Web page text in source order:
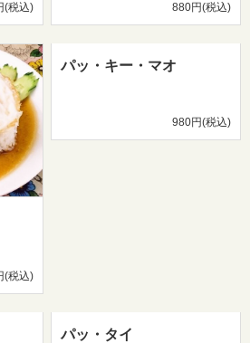
(税込) 880円(税込)
(税込)
パッ・キー・マオ
980円(税込)
パッ・タイ